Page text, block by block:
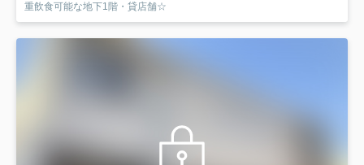
重飲食可能な地下1階・貸店舗☆